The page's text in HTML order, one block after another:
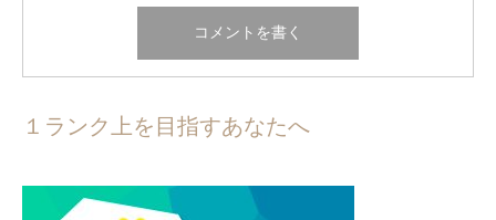
１ランク上を目指すあなたへ